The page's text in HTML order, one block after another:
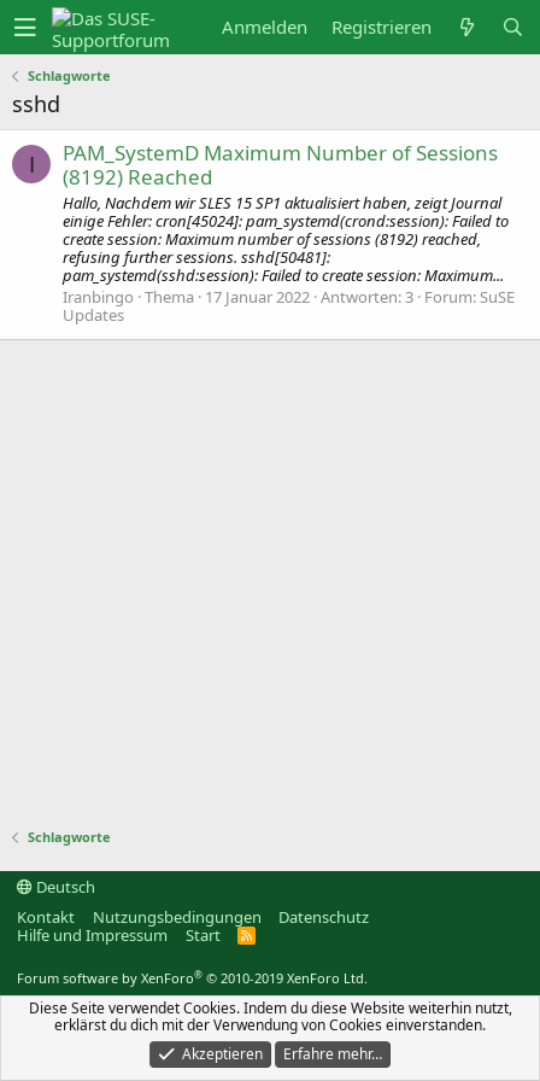
Anmelden Registrieren
Schlagworte
sshd
I
PAM_SystemD Maximum Number of Sessions
(8192) Reached
Hallo, Nachdem wir SLES 15 SP1 aktualisiert haben, zeigt Journal
einige Fehler: cron[45024]: pam_systemd(crond:session): Failed to
create session: Maximum number of sessions (8192) reached,
refusing further sessions. sshd[50481]:
pam_systemd(sshd:session): Failed to create session: Maximum...
Iranbingo Thema 17 Januar 2022 Antworten: 3 Forum:SuSE
Updates
Schlagworte
Deutsch
Kontakt
Nutzungsbedingungen
Datenschutz
Hilfe und Impressum
Start
R
Forum software by XenForo® © 2010-2019 XenForo Ltd.
Diese Seite verwendet Cookies. Indem du diese Website weiterhin nutzt,
erklärst du dich mit der Verwendung von Cookies einverstanden.
Akzeptieren
Erfahre mehr…